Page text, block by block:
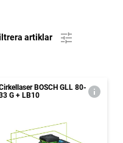
artiklar
BOSCH GLL 80-
G + LB10